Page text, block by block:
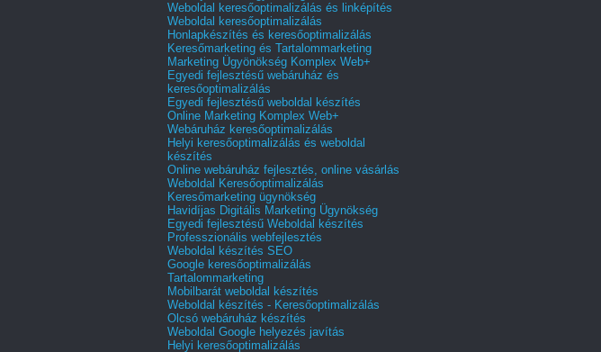
Weboldal keresőoptimalizálás és linképítés
Weboldal keresőoptimalizálás
Honlapkészítés és keresőoptimalizálás
Keresőmarketing és Tartalommarketing
Marketing Ügyönökség Komplex Web+
Egyedi fejlesztésű webáruház és
keresőoptimalizálás
Egyedi fejlesztésű weboldal készítés
Online Marketing Komplex Web+
Webáruház keresőoptimalizálás
Helyi keresőoptimalizálás és weboldal
készítés
Online webáruház fejlesztés, online vásárlás
Weboldal Keresőoptimalizálás
Keresőmarketing ügynökség
Havidíjas Digitális Marketing Ügynökség
Egyedi fejlesztésű Weboldal készítés
Professzionális webfejlesztés
Weboldal készítés SEO
Google keresőoptimalizálás
Tartalommarketing
Mobilbarát weboldal készítés
Weboldal készítés - Keresőoptimalizálás
Olcsó webáruház készítés
Weboldal Google helyezés javítás
Helyi keresőoptimalizálás